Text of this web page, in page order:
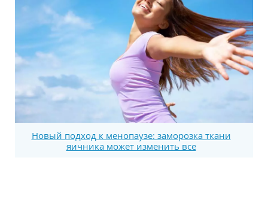
Новый подход к менопаузе: заморозка ткани
яичника может изменить все